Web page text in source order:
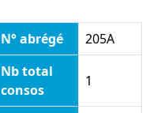
N° abrégé 205A
Nb total
consos
1